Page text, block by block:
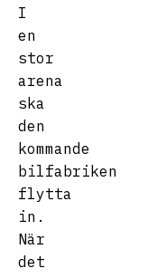
I
en
stor
arena
ska
den
kommande
bilfabriken
flytta
in.
När
det